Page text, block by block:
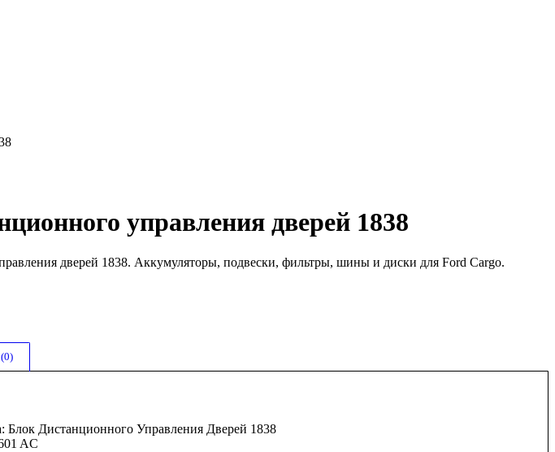
управления дверей 1838
дверей 1838. Аккумуляторы, подвески, фильтры, шины и диски для Ford Cargo.
Блок Дистанционного Управления Дверей 1838
AC